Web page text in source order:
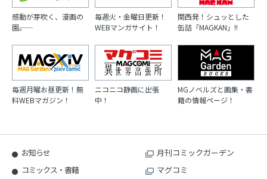
感動が芽吹く、漫画の
園――。
毎週火・金曜日更新！
WEBマンガサイト！
関西発！シュッとした
缶詰「MAGKAN」!!
毎週月曜お昼更新！無
料WEBマガジン！
ニコニコ静画に出張
中！
MGノベルズと画集・書
籍の情報ページ！
お知らせ
コミックス・書籍
月刊コミックガーデン
マグコミ